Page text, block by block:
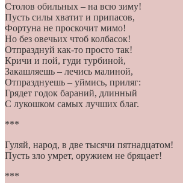
Столов обильных – на всю зиму!
Пусть силы хватит и припасов,
Фортуна не проскочит мимо!
Но без овечьих чтоб колбасок!
Отпразднуй как-то просто так!
Кричи и пой, гуди турбиной,
Закашляешь – лечись малиной,
Отпразднуешь – уймись, приляг:
Грядет годок бараний, длинный
С лукошком самых лучших благ.
***
Гуляй, народ, в две тысячи пятнадцатом!
Пусть зло умрет, оружием не бряцает!
***